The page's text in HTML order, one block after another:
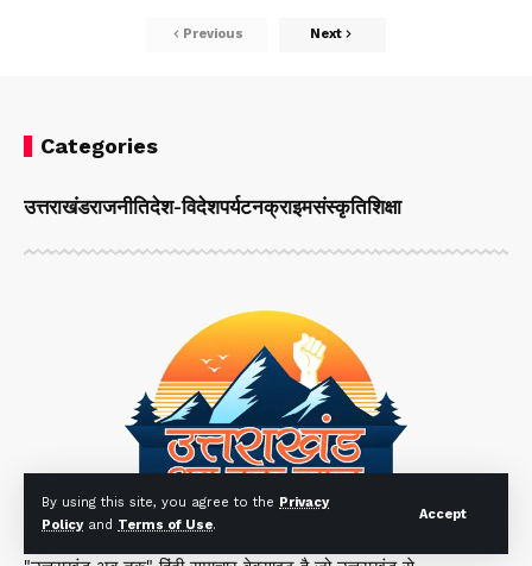
By using this site, you agree to the Privacy
Policyand Terms of Use.
Accept
Previous Next
Categories
उत्तराखंडराजनीतिदेश-विदेशपर्यटनक्राइमसंस्कृतिशिक्षा